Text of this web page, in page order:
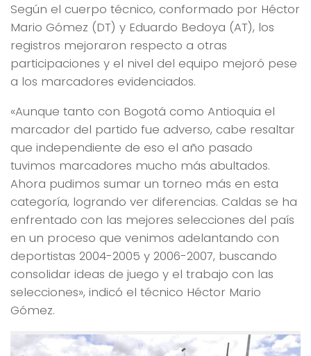
Según el cuerpo técnico, conformado por Héctor
Mario Gómez (DT) y Eduardo Bedoya (AT), los
registros mejoraron respecto a otras
participaciones y el nivel del equipo mejoró pese
a los marcadores evidenciados.
«Aunque tanto con Bogotá como Antioquia el
marcador del partido fue adverso, cabe resaltar
que independiente de eso el año pasado
tuvimos marcadores mucho más abultados.
Ahora pudimos sumar un torneo más en esta
categoría, logrando ver diferencias. Caldas se ha
enfrentado con las mejores selecciones del país
en un proceso que venimos adelantando con
deportistas 2004-2005 y 2006-2007, buscando
consolidar ideas de juego y el trabajo con las
selecciones», indicó el técnico Héctor Mario
Gómez.